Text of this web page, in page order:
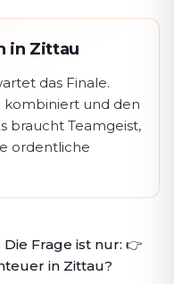
in Zittau
das Finale.
kombiniert und den
braucht Teamgeist,
ordentliche
Frage ist nur: 👉
in Zittau?